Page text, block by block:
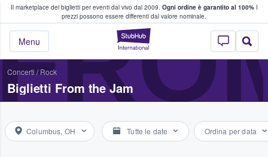
Il marketplace dei biglietti per eventi dal vivo dal 2009. Ogni ordine è garantito al 100%I
prezzi possono essere differenti dal valore nominale.
StubHub - Dove
Menu
fan comprano e vendono biglietti
Concerti / Rock
Biglietti From the Jam
Columbus, OH Tutte le date Ordina per data